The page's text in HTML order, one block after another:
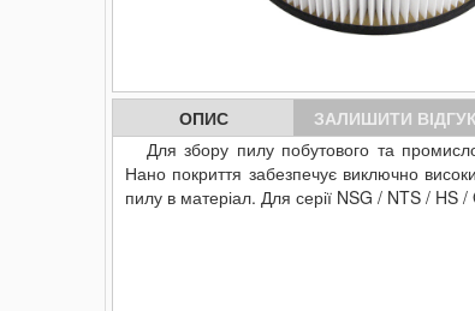
ОПИС
ЗАЛИШИТИ ВІДГУК
Для збору пилу побутового та
Нано покриття забезпечує виключно
пилу в матеріал. Для серії NSG / NTS / HS